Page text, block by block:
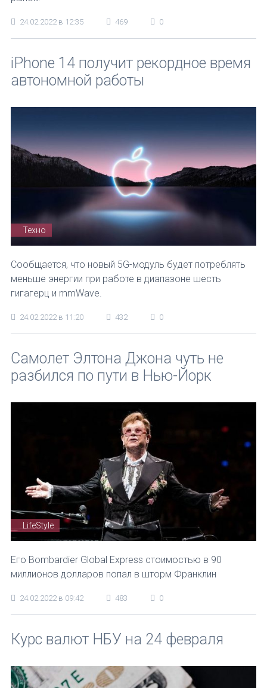
24.02.2022 в 12:35 469 0
iPhone 14 получит рекордное время
автономной работы
Техно
Сообщается, что новый 5G-модуль будет потреблять
меньше энергии при работе в диапазоне шесть
гигагерц и mmWave.
24.02.2022 в 11:20 432 0
Самолет Элтона Джона чуть не
разбился по пути в Нью-Йорк
LifeStyle
Его Bombardier Global Express стоимостью в 90
миллионов долларов попал в шторм Франклин
24.02.2022 в 09:42 483 0
Курс валют НБУ на 24 февраля